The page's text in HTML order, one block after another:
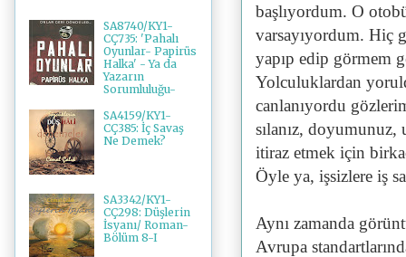
başlıyordum. O
varsayıyordum. Hiç
yapıp edip görmem
Yolculuklardan
canlanıyordu
sılanız,
itiraz etmek için
Öyle ya, işsizlere iş
Aynı zamanda
Avrupa
SA8740/KY1-
CÇ735: 'Pahalı
Oyunlar- Papirüs
Halka' - Ya da
Yazarın
Sorumluluğu-
SA4159/KY1-
CÇ385: İç Savaş
Ne Demek?
SA3342/KY1-
CÇ298: Düşlerin
İsyanı/ Roman-
Bölüm 8-I